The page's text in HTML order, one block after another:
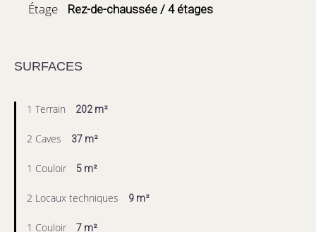
Étage Rez-de-chaussée / 4 étages
SURFACES
1 Terrain 202 m²
2 Caves 37 m²
1 Couloir 5 m²
2 Locaux techniques 9 m²
1 Couloir 7 m²